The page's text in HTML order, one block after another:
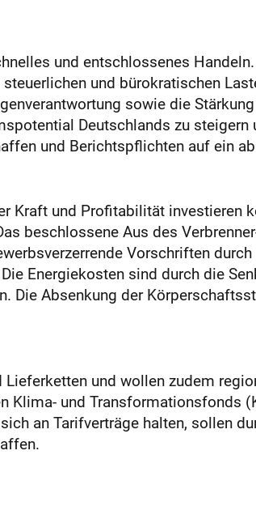
und entschlossenes
und bürokratischen
sowie die
Deutschlands zu steigern
und Berichtspflichten auf ein
Kraft und Profitabilität investieren
beschlossene Aus des
Vorschriften
Energiekosten sind durch die
Die Absenkung der
und wollen zudem
Klima- und Transformationsfonds
an Tarifverträge halten, sollen